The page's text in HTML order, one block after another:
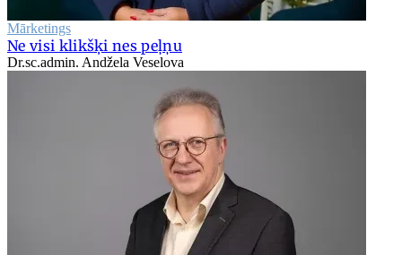
Mārketings
Ne visi klikšķi nes peļņu
Dr.sc.admin. Andžela Veselova